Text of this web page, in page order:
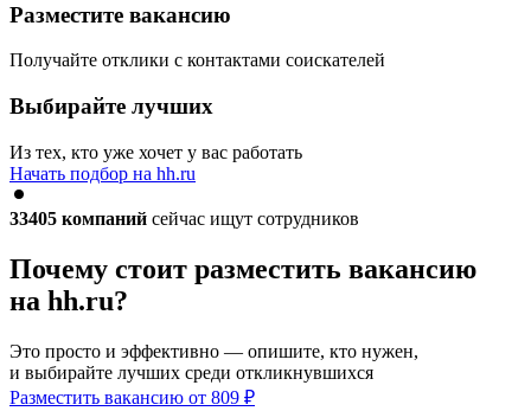
Разместите вакансию
Получайте отклики с контактами соискателей
Выбирайте лучших
Из тех, кто уже хочет у вас работать
Начать подбор на hh.ru
33405 компаний сейчас ищут сотрудников
Почему стоит разместить вакансию
на hh.ru?
Это просто и эффективно — опишите, кто нужен,
и выбирайте лучших среди откликнувшихся
Разместить вакансию от 809 ₽